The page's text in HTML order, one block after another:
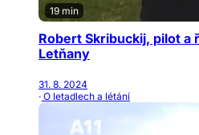
19 min
Robert Skribuckij, pilot a
Letňany
31. 8. 2024
· O letadlech a létání